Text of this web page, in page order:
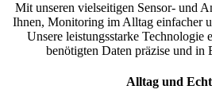
Mit unseren vielseitigen Sensor- und
Ihnen, Monitoring im Alltag einfacher
Unsere leistungsstarke Technologie
benötigten Daten präzise und in
Alltag und